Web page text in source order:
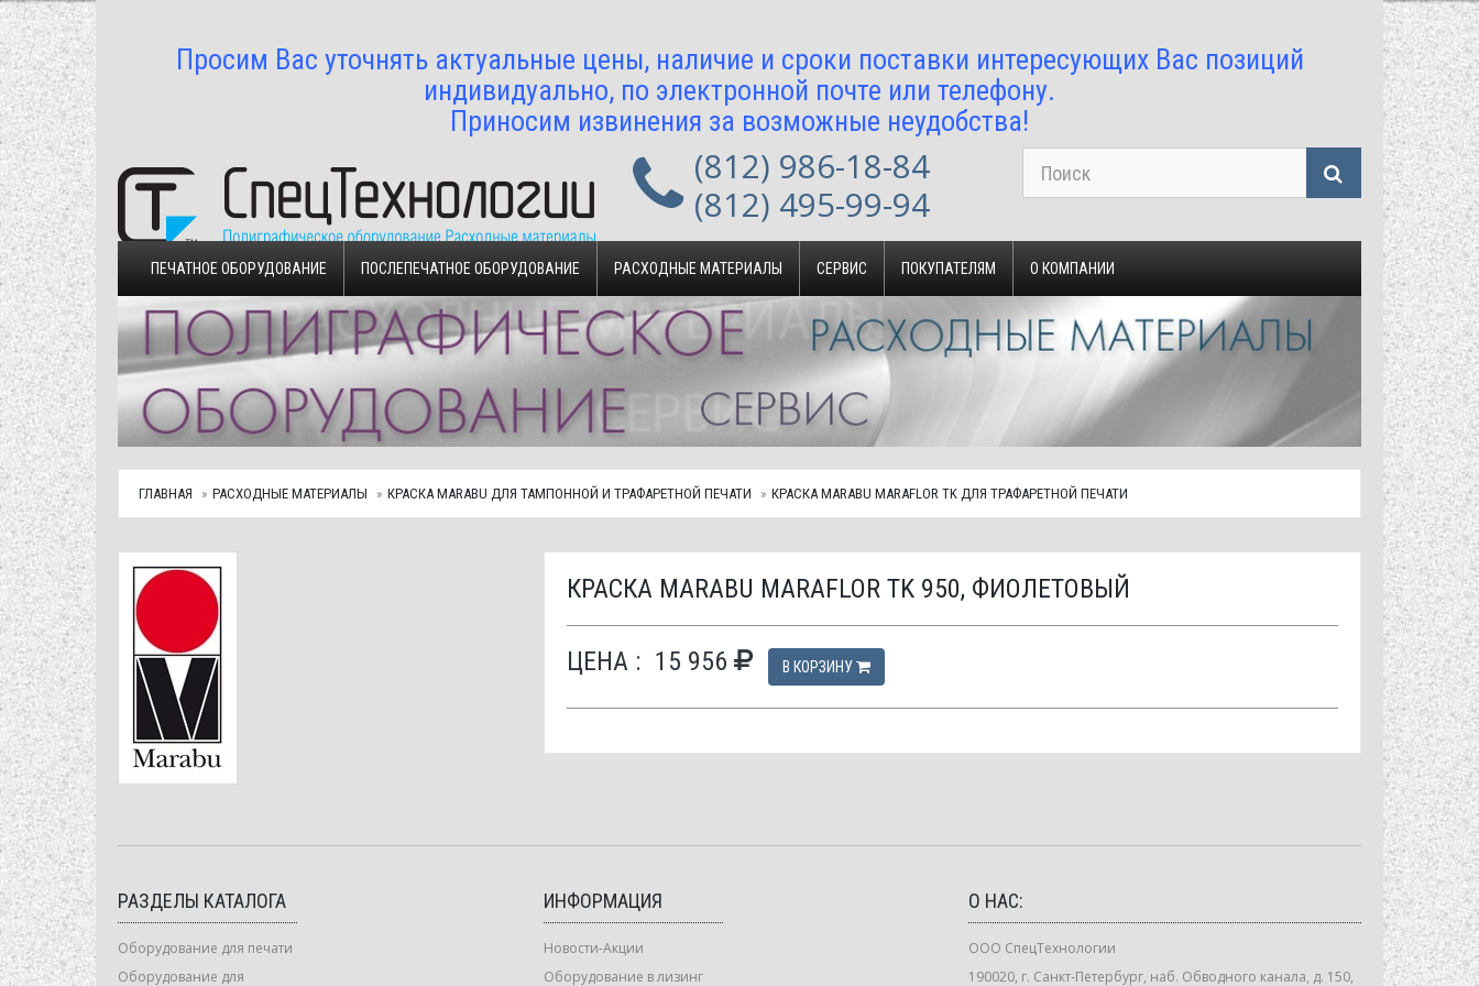
Просим Вас уточнять актуальные цены, наличие и сроки поставки интересующих Вас позиций
индивидуально, по электронной почте или телефону.
Приносим извинения за возможные неудобства!
(812) 986-18-84
(812) 495-99-94
ПЕЧАТНОЕ ОБОРУДОВАНИЕ ПОСЛЕПЕЧАТНОЕ ОБОРУДОВАНИЕ РАСХОДНЫЕ МАТЕРИАЛЫ СЕРВИС ПОКУПАТЕЛЯМ О КОМПАНИИ
ГЛАВНАЯ РАСХОДНЫЕ МАТЕРИАЛЫ КРАСКА MARABU ДЛЯ ТАМПОННОЙ И ТРАФАРЕТНОЙ ПЕЧАТИ КРАСКА МАRABU MARAFLOR TK ДЛЯ ТРАФАРЕТНОЙ ПЕЧАТИ
КРАСКА МАRABU MARAFLOR TK 950, ФИОЛЕТОВЫЙ
ЦЕНА : 15 956 В КОРЗИНУ
РАЗДЕЛЫ КАТАЛОГА
Оборудование для печати
Оборудование для
ИНФОРМАЦИЯ
Новости-Акции
Оборудование в лизинг
О НАС:
ООО СпецТехнологии
190020, г. Санкт-Петербург, наб. Обводного канала, д. 150,